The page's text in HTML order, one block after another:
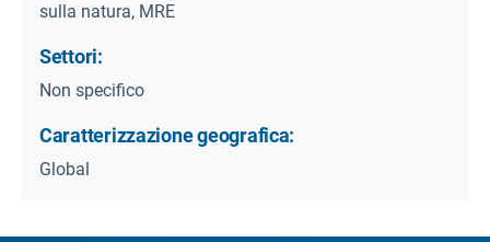
sulla natura, MRE
Settori:
Non specifico
Caratterizzazione geografica:
Global